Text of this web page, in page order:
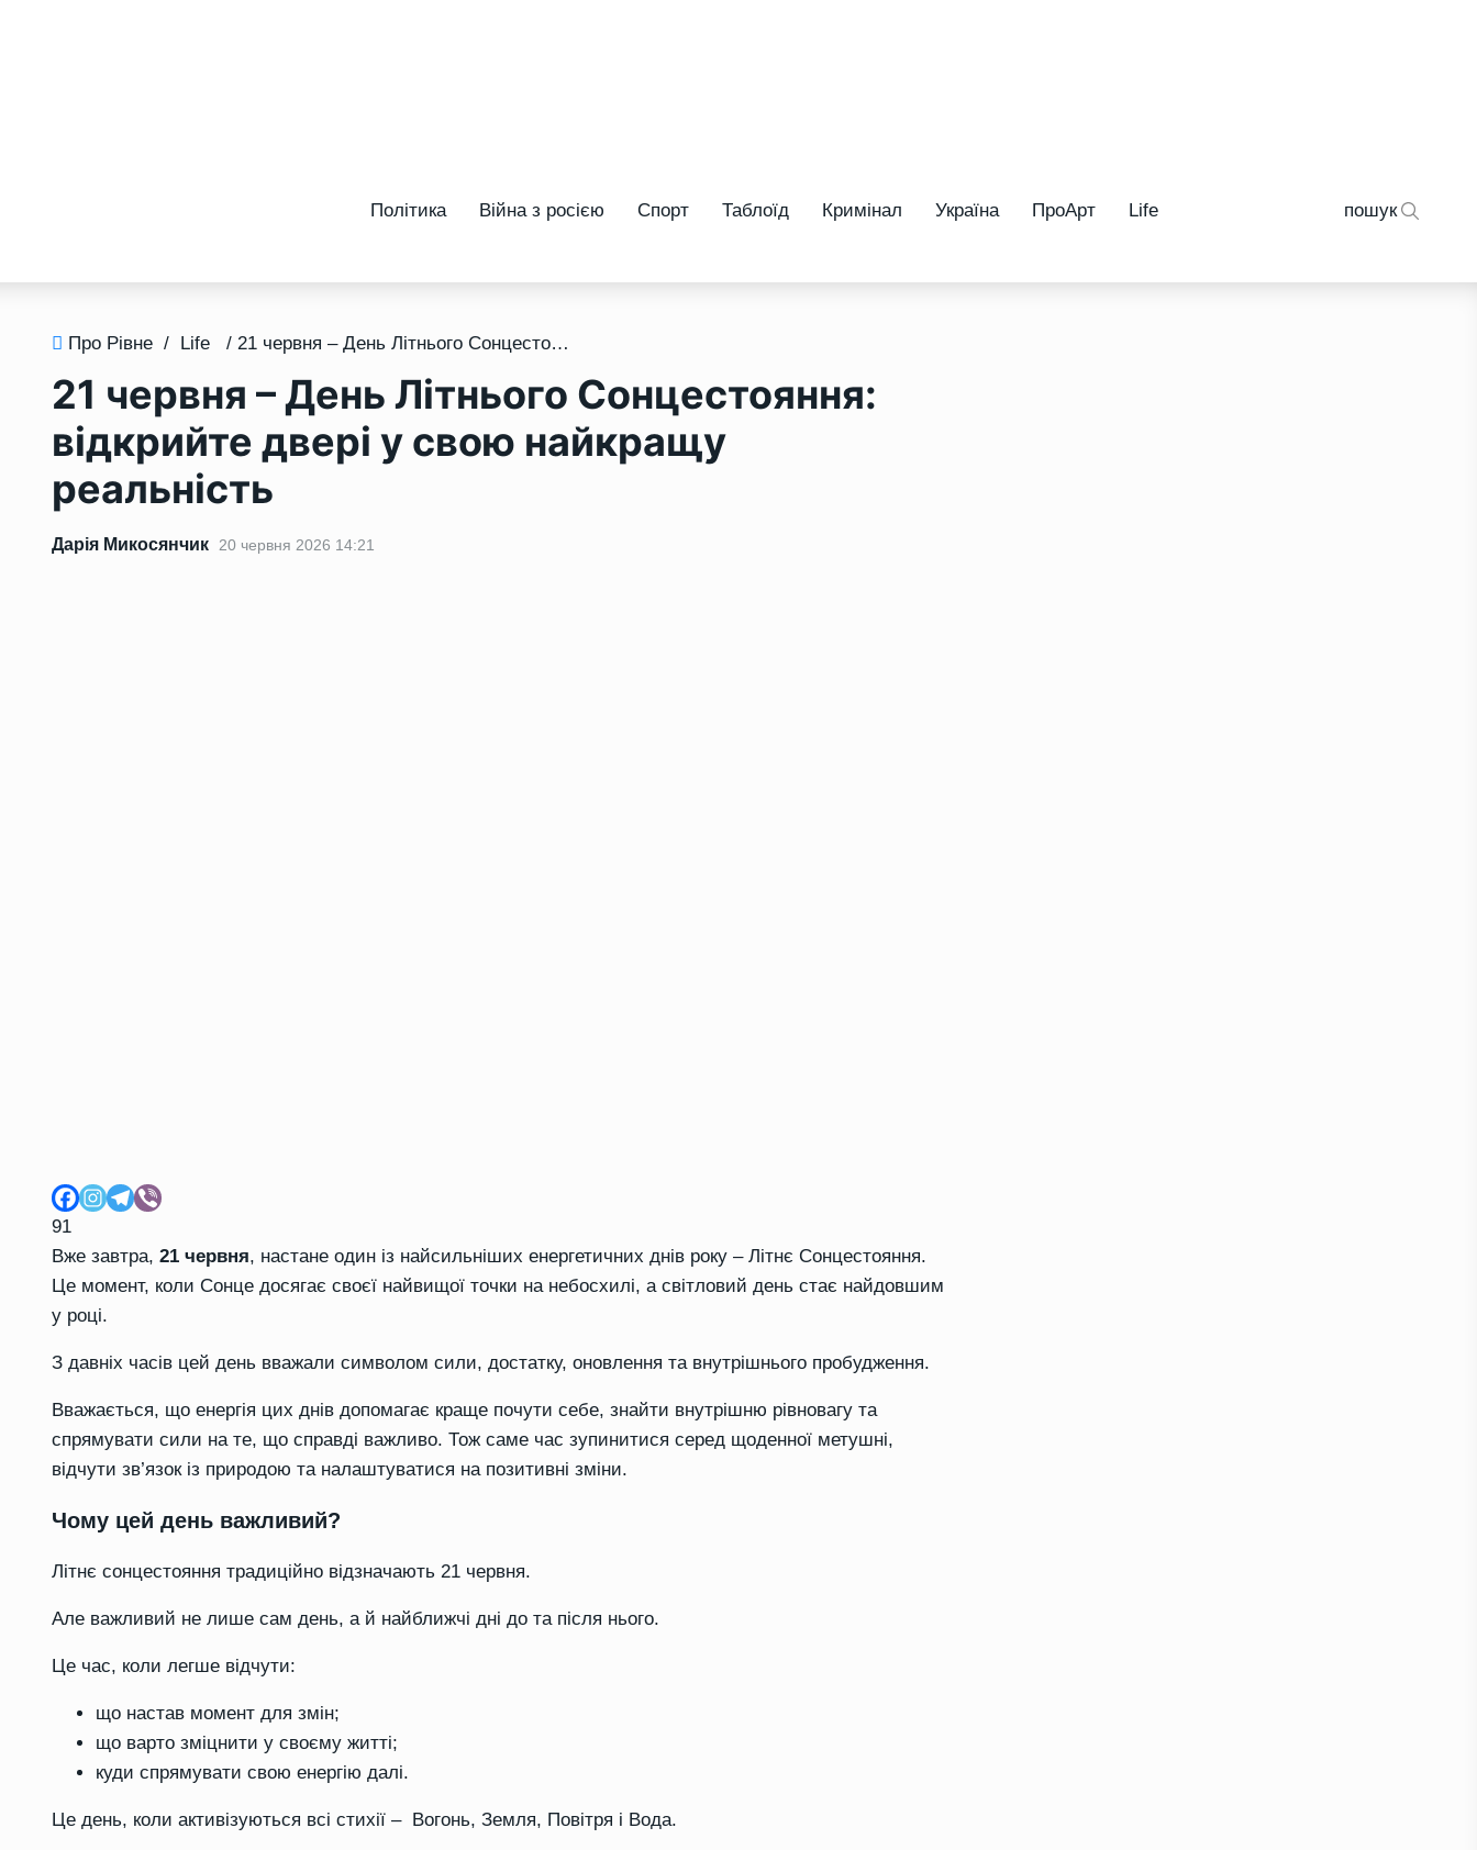
Політика Війна з росією Спорт Таблоїд Кримінал Україна ПроАрт Life пошук
Про Рівне / Life / 21 червня – День Літнього Сонцестояння: відкрийте двері у свою найкращу реальність
21 червня – День Літнього Сонцестояння:
відкрийте двері у свою найкращу
реальність
Дарія Микосянчик 20 червня 2026 14:21
91
Вже завтра, 21 червня, настане один із найсильніших енергетичних днів року – Літнє Сонцестояння.
Це момент, коли Сонце досягає своєї найвищої точки на небосхилі, а світловий день стає найдовшим
у році.
З давніх часів цей день вважали символом сили, достатку, оновлення та внутрішнього пробудження.
Вважається, що енергія цих днів допомагає краще почути себе, знайти внутрішню рівновагу та
спрямувати сили на те, що справді важливо. Тож саме час зупинитися серед щоденної метушні,
відчути зв’язок із природою та налаштуватися на позитивні зміни.
Чому цей день важливий?
Літнє сонцестояння традиційно відзначають 21 червня.
Але важливий не лише сам день, а й найближчі дні до та після нього.
Це час, коли легше відчути:
що настав момент для змін;
що варто зміцнити у своєму житті;
куди спрямувати свою енергію далі.
Це день, коли активізуються всі стихії – Вогонь, Земля, Повітря і Вода.